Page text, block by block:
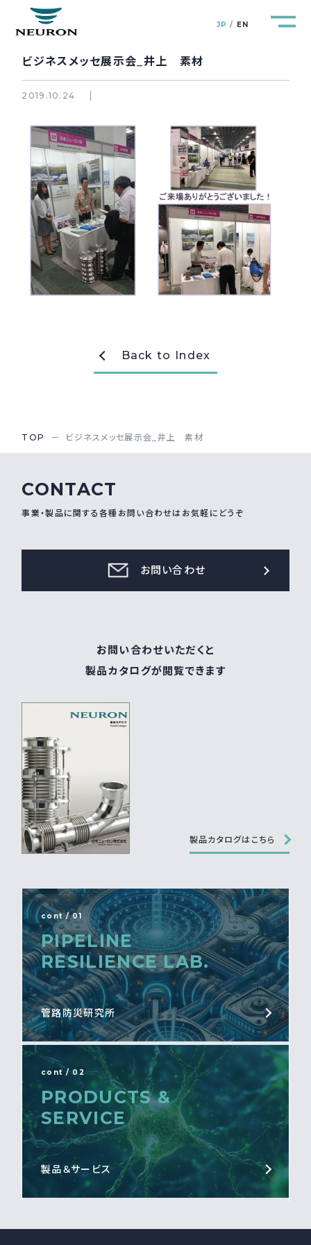
JP EN
管路防災研究所 Pipeline Resilience Lab.
企業情報 Company
製品＆サービス Products&Service
研究開発 R&D
新着情報 News&Topics
ビジネスメッセ展示会_井上 素材
2019.10.24
Back to Index
TOP ビジネスメッセ展示会_井上 素材
CONTACT
事業・製品に関する各種お問い合わせはお気軽にどうぞ
お問い合わせ
お問い合わせいただくと
製品カタログが閲覧できます
製品カタログはこちら
cont / 01
PIPELINE
RESILIENCE LAB.
管路防災研究所
cont / 02
PRODUCTS &
SERVICE
製品＆サービス